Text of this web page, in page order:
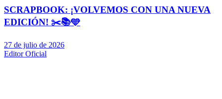
SCRAPBOOK: ¡VOLVEMOS CON UNA NUEVA
EDICIÓN! ✂️📚🩵
27 de julio de 2026
Editor Oficial